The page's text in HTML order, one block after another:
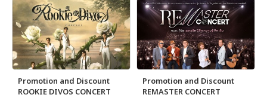
Promotion and Discount
ROOKIE DIVOS CONCERT
Promotion and Discount
REMASTER CONCERT